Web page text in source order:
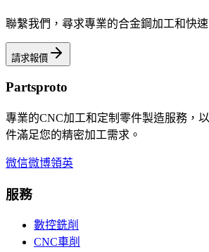
聯繫我們，尋求專業的合金鋼加工和快
請求報價
Partsproto
專業的CNC加工和定制零件製造服務，
件滿足您的精密加工需求。
微信微博領英
服務
數控銑削
CNC車削